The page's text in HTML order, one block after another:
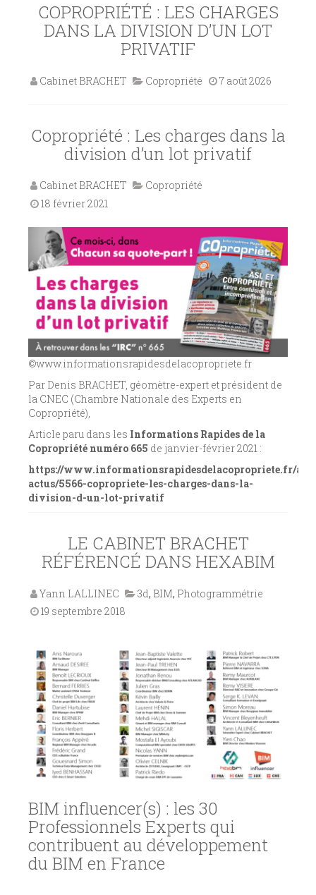
COPROPRIÉTÉ : LES CHARGES
DANS LA DIVISION D’UN LOT
PRIVATIF
Cabinet BRACHET Copropriété 7 août 2026
Copropriété : Les charges dans la
division d’un lot privatif
Cabinet BRACHET
Copropriété
18 février 2021
©www.informationsrapidesdelacopropriete.fr
Par Denis BRACHET, géomètre-expert et président de
la CNEC (Chambre Nationale des Experts en
Copropriété),
Article paru dans les Informations Rapides de la
Copropriété numéro 665 de janvier-février 2021 :
https://www.informationsrapidesdelacopropriete.fr/
actus/5566-copropriete-les-charges-dans-la-
division-d-un-lot-privatif
LE CABINET BRACHET
RÉFÉRENCÉ DANS HEXABIM
Yann LALLINEC 3d, BIM, Photogrammétrie
19 septembre 2018
BIM influencer(s) : les 30
Professionnels Experts qui
contribuent au développement
du BIM en France